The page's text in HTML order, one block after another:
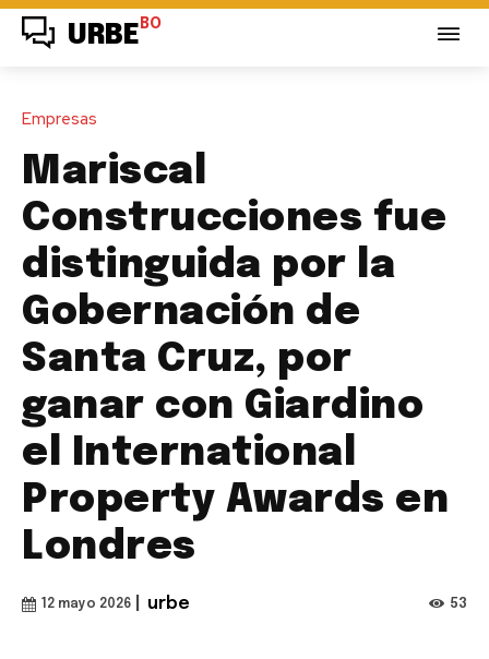
URBE BO
Empresas
Mariscal
Construcciones fue
distinguida por la
Gobernación de
Santa Cruz, por
ganar con Giardino
el International
Property Awards en
Londres
12 mayo 2026 urbe 53